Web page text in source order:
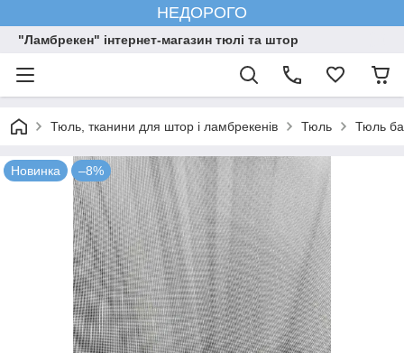
НЕДОРОГО
"Ламбрекен" інтернет-магазин тюлі та штор
Тюль, тканини для штор і ламбрекенів Тюль Тюль
Новинка –8%